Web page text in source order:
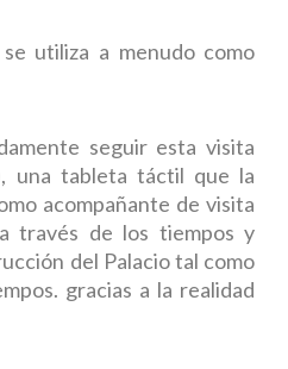
utiliza a menudo como
seguir esta visita
una tableta táctil que la
acompañante de visita
través de los tiempos y
del Palacio tal como
gracias a la realidad